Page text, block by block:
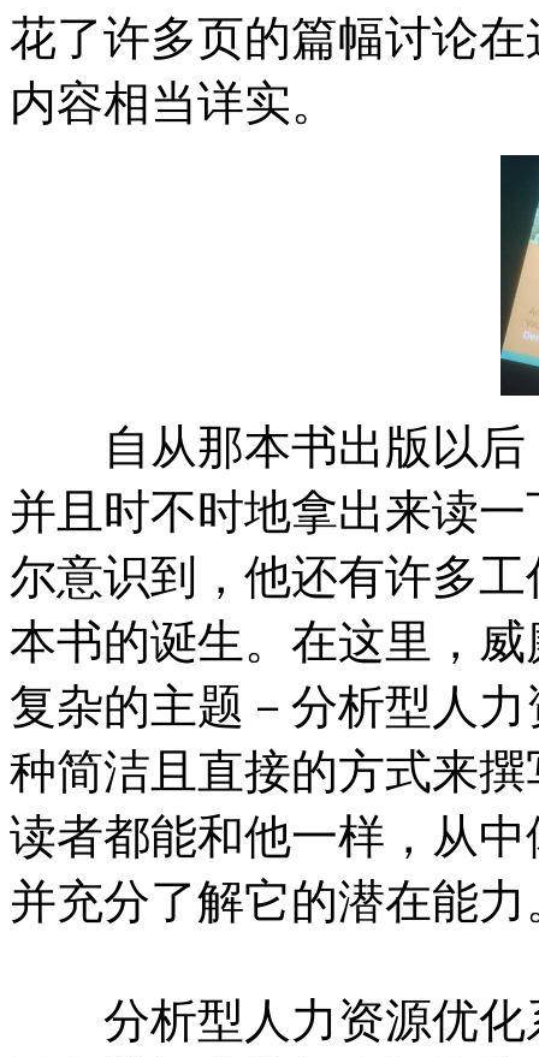
花了许多页的篇幅讨论
内容相当详实。
自从那本书出版以后
并且时不时地拿出来读
尔意识到，他还有许多
本书的诞生。在这里，
复杂的主题－分析型人
种简洁且直接的方式来
读者都能和他一样，从
并充分了解它的潜在能力
分析型人力资源优化